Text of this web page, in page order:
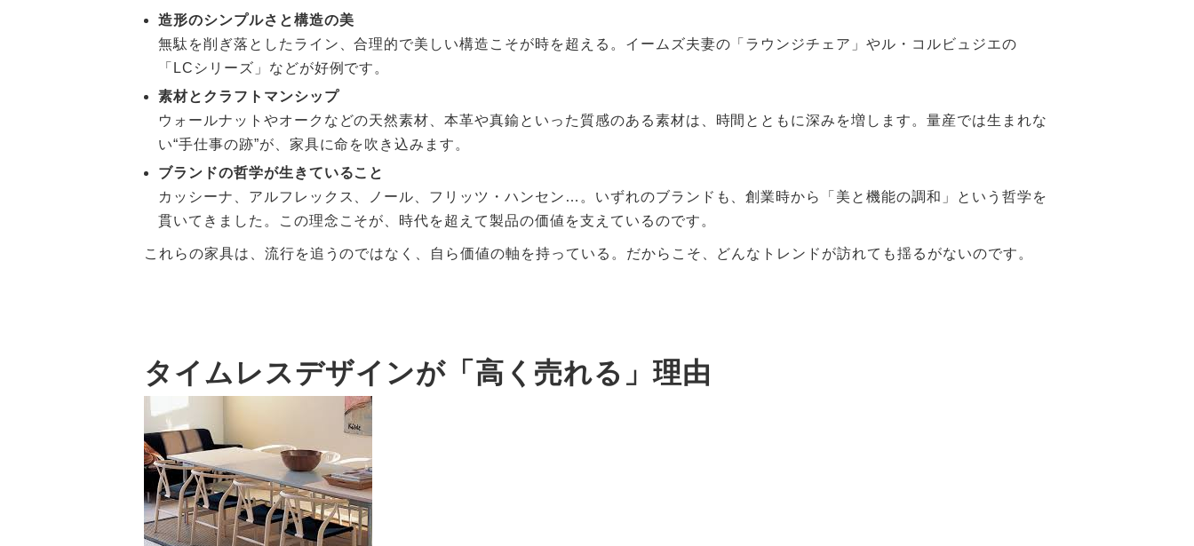
造形のシンプルさと構造の美
無駄を削ぎ落としたライン、合理的で美しい構造こそが時を超える。イームズ夫妻の「ラウンジチェア」やル・コルビュジエの
「LCシリーズ」などが好例です。
素材とクラフトマンシップ
ウォールナットやオークなどの天然素材、本革や真鍮といった質感のある素材は、時間とともに深みを増します。量産では生まれな
い“手仕事の跡”が、家具に命を吹き込みます。
ブランドの哲学が生きていること
カッシーナ、アルフレックス、ノール、フリッツ・ハンセン…。いずれのブランドも、創業時から「美と機能の調和」という哲学を
貫いてきました。この理念こそが、時代を超えて製品の価値を支えているのです。
これらの家具は、流行を追うのではなく、自ら価値の軸を持っている。だからこそ、どんなトレンドが訪れても揺るがないのです。
タイムレスデザインが「高く売れる」理由